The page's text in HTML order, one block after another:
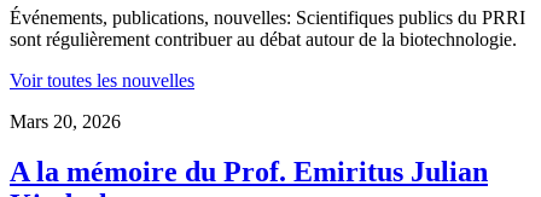
Événements, publications, nouvelles: Scientifiques publics du PRRI
sont régulièrement contribuer au débat autour de la biotechnologie.
Voir toutes les nouvelles
Mars 20, 2026
A la mémoire du Prof. Emiritus Julian